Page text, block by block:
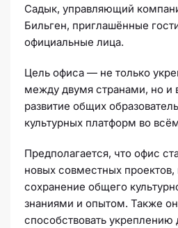
Садык, управляющий
Бильген, приглашённые
официальные лица.
Цель офиса — не только
между двумя странами, но и
развитие общих
культурных платформ во
Предполагается, что офис
новых совместных
сохранение общего
знаниями и опытом. Также
способствовать укреплению